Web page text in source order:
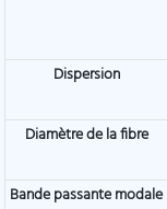
Dispersion
Diamètre de la fibre
Bande passante modale